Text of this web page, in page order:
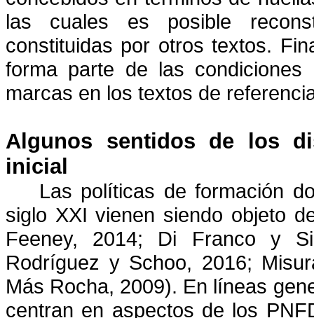
las cuales es posible
constituidas por otros textos.
forma parte de las
marcas en los textos de
Algunos sentidos de los
inicial
Las políticas de formación
siglo XXI vienen siendo objeto
Feeney, 2014; Di Franco y
Rodríguez y Schoo, 2016;
Más Rocha, 2009). En líneas
centran en aspectos de los